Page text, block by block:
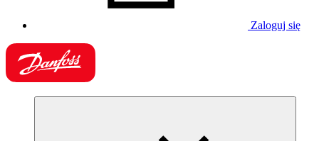
Zaloguj się